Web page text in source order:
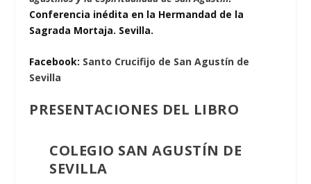
Conferencia inédita en la Hermandad de la
Sagrada Mortaja. Sevilla.
Facebook: Santo Crucifijo de San Agustín de
Sevilla
PRESENTACIONES DEL LIBRO
COLEGIO SAN AGUSTÍN DE
SEVILLA